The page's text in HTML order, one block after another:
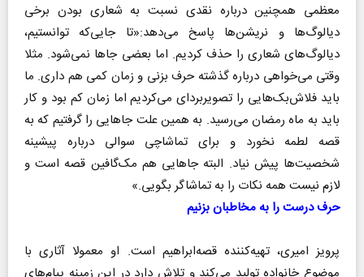
معظمی همچنین درباره نقدی نسبت به شعاری بودن برخی
دیالوگ‌ها و نریشن‌ها پاسخ می‌دهد:«تا جایی‌که توانستیم،
دیالوگ‌های شعاری را حذف کردیم. اما بعضی جاها نمی‌شود. مثلا
وقتی می‌خواهی درباره گذشته حرف بزنی و زمان کمی هم داری. ما
باید فلاش‌بک‌هایی را تصویربردای می‌کردیم اما زمان کم بود و کار
باید به ماه رمضان می‌رسید. به همین علت جاهایی را گرفتیم که به
قصه لطمه نخورد و برای تماشاچی سوالی درباره پیشینه
شخصیت‌ها پیش نیاد. البته جاهایی هم مک‌گافین قصه است و
لازم نیست همه نکات را به تماشاگر بگویی.»
حرف درست را به مخاطبان بزنیم
پرویز امیری، تهیه‌کننده قصه‌ابراهیم است. او معمولا آثاری با